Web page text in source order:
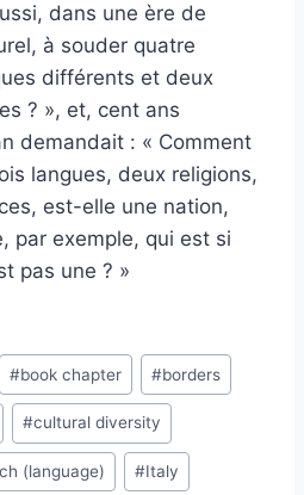
dans une ère de
à souder quatre
différents et deux
? », et, cent ans
demandait : « Comment
langues, deux religions,
est-elle une nation,
par exemple, qui est si
pas une ? »
#book chapter #borders
#cultural diversity
(language) #Italy